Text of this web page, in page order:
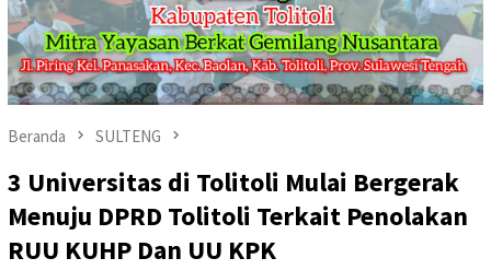
Beranda SULTENG
3 Universitas di Tolitoli Mulai Bergerak
Menuju DPRD Tolitoli Terkait Penolakan
RUU KUHP Dan UU KPK